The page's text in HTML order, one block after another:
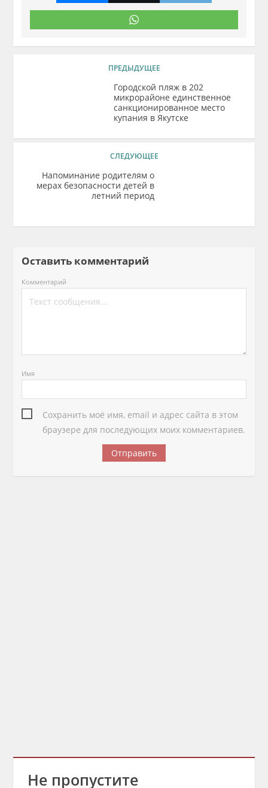
ПРЕДЫДУЩЕЕ
Городской пляж в 202
микрорайоне единственное
санкционированное место
купания в Якутске
СЛЕДУЮЩЕЕ
Напоминание родителям о
мерах безопасности детей в
летний период
Оставить комментарий
Комментарий
Имя
Сохранить моё имя, email и адрес сайта в этом
браузере для последующих моих комментариев.
Не пропустите